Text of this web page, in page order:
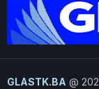
GLASTK.BA @